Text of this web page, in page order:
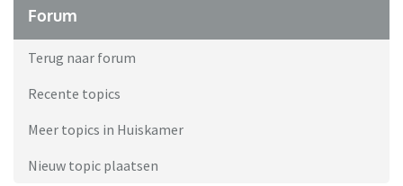
Forum
Terug naar forum
Recente topics
Meer topics in Huiskamer
Nieuw topic plaatsen